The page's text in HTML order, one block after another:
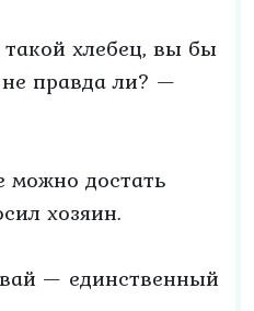
хлебец, вы бы
не правда ли? —
можно достать
хозяин.
— единственный